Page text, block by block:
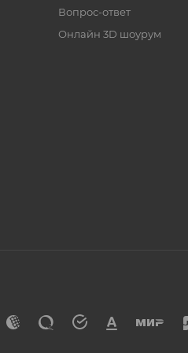
Вопрос-ответ
Онлайн 3D шоурум